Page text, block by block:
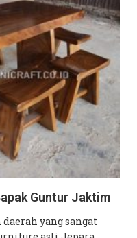
Guntur Jaktim
yang sangat